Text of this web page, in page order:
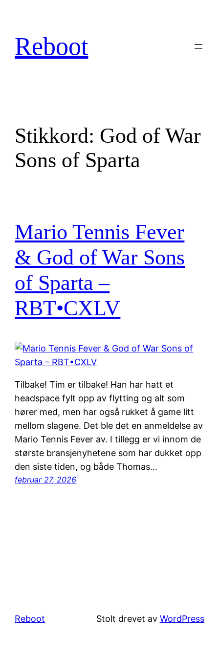
innhold
Reboot
Stikkord: God of War
Sons of Sparta
Mario Tennis Fever
& God of War Sons
of Sparta –
RBT•CXLV
Tilbake! Tim er tilbake! Han har hatt et
headspace fylt opp av flytting og alt som
hører med, men har også rukket å game litt
mellom slagene. Det ble det en anmeldelse av
Mario Tennis Fever av. I tillegg er vi innom de
største bransjenyhetene som har dukket opp
den siste tiden, og både Thomas…
februar 27, 2026
Reboot Stolt drevet av WordPress